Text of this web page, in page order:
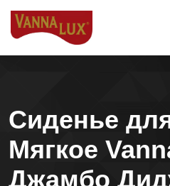
Сиденье
Мягкое
Джамбо